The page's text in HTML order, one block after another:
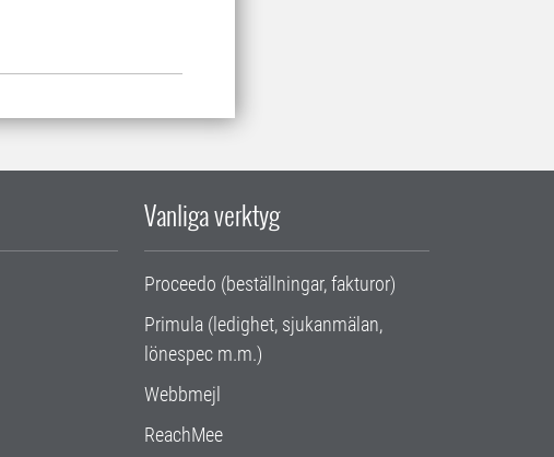
Vanliga verktyg
Proceedo (beställningar, fakturor)
Primula (ledighet, sjukanmälan,
lönespec m.m.)
Webbmejl
ReachMee